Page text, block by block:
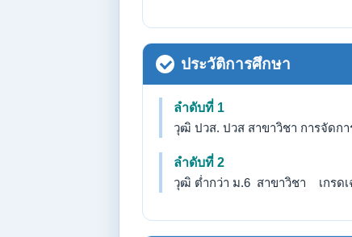
ประวัติการศึกษา
ลำดับที่ 1
วุฒิ ปวส. ปวส สาขาวิชา การจัดกา
ลำดับที่ 2
วุฒิ ต่ำกว่า ม.6 สาขาวิชา เกรดเ